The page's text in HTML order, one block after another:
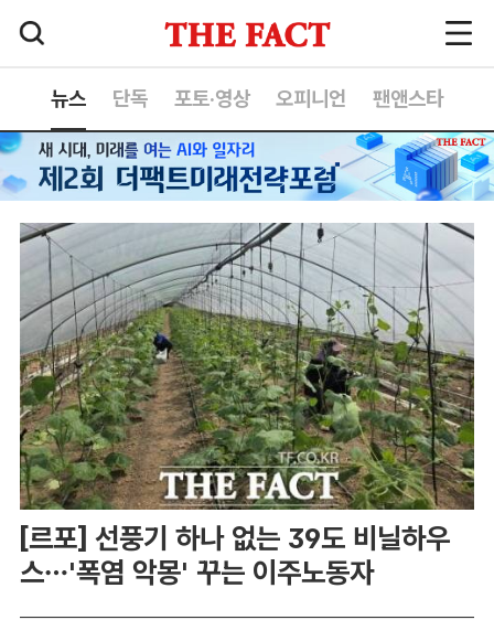
뉴스 단독 포토·영상 오피니언 팬앤스타
[르포] 선풍기 하나 없는 39도 비닐하우
스…'폭염 악몽' 꾸는 이주노동자